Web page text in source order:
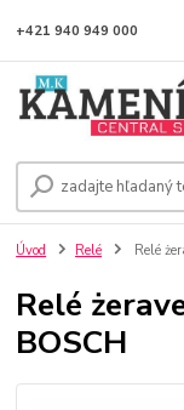
+421 940 949 000
Úvod Relé Relé
Relé
BOSCH